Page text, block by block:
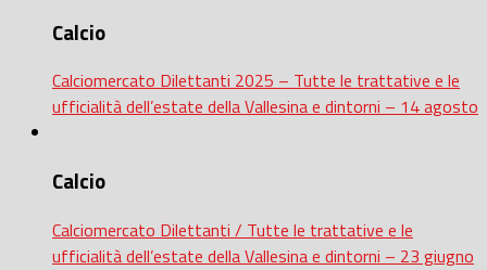
Calcio
Calciomercato Dilettanti 2025 – Tutte le trattative e le
ufficialità dell’estate della Vallesina e dintorni – 14 agosto
Calcio
Calciomercato Dilettanti / Tutte le trattative e le
ufficialità dell’estate della Vallesina e dintorni – 23 giugno